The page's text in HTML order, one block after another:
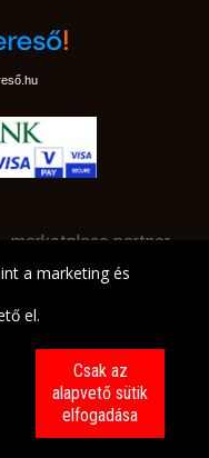
marketplace partner
a marketing és
el.
Csak az
alapvető sütik
elfogadása